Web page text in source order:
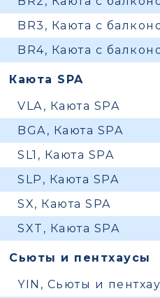
BR3, Каюта с
BR4, Каюта с
Каюта SPA
VLA, Каюта SPA
BGA, Каюта SPA
SL1, Каюта SPA
SLP, Каюта SPA
SX, Каюта SPA
SXT, Каюта SPA
Сьюты и пентхаусы
YIN, Сьюты и